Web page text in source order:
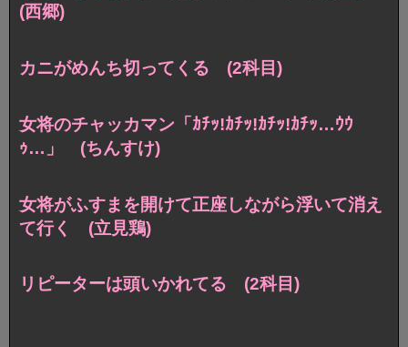
(西郷)
カニがめんち切ってくる (2科目)
女将のチャッカマン 「ｶﾁｯ!ｶﾁｯ!ｶﾁｯ!ｶﾁｯ…ｳｳ
ｩ…」 (ちんすけ)
女将がふすまを開けて正座しながら浮いて消え
て行く (立見鶏)
リピーターは頭いかれてる (2科目)